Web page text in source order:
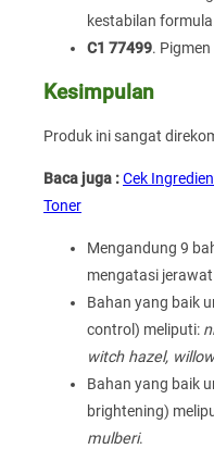
kestabilan
C1 77499.
Kesimpulan
Produk ini sangat
Baca juga :Cek
Toner
Mengandung 9
mengatasi
Bahan yang baik
control) meliputi:
witch hazel,
Bahan yang baik
brightening)
mulberi.